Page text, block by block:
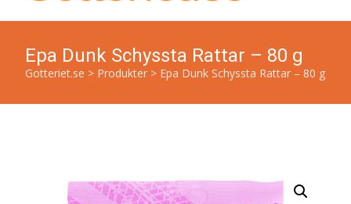
Epa Dunk Schyssta Rattar – 80 g
Gotteriet.se > Produkter > Epa Dunk Schyssta Rattar – 80 g